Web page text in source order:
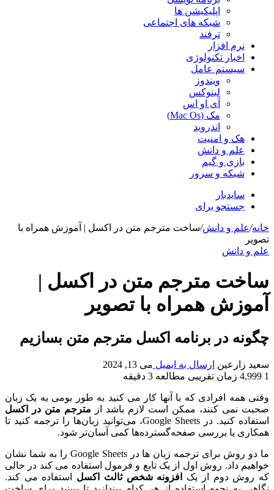
اپلیکیشن ها
شبکه های اجتماعی
ترفند
نرم افزار
اخبار تکنولوژی
سیستم عامل
ویندوز
لینوکس
آی او اس
مک (Mac Os)
اندروید
هک و امنیت
علم و دانش
بازی و گیم
شبکه و سرور
سایدبار
جستجو برای
خانه/علم و دانش/ساخت مترجم متن در اکسل | آموزش همراه با
تصویر
علم و دانش
ساخت مترجم متن در اکسل |
آموزش همراه با تصویر
چگونه در برنامه اکسل مترجم متن بسازیم
سعید زارعین ارسال به ایمیل می 13, 2024
1
زمان تقریبی مطالعه 3 دقیقه
وقتی همه افرادی که با آنها کار می کنید به طور بومی به یک زبان
صحبت نمی کنند، ممکن است لازم باشد از مترجم متن در اکسل
استفاده کنید. در Google Sheets، می‌توانید زبان‌ها را ترجمه کنید تا
همکاری یا بررسی صفحه‌گسترده‌ها کمی آسان‌تر شود.
ما دو روش برای ترجمه زبان ها در Google Sheets را به شما نشان
خواهیم داد. روش اول از یک تابع و فرمول استفاده می کند در حالی
که روش دوم از یک
افزونه شخص ثالث اکسل استفاده می کند.